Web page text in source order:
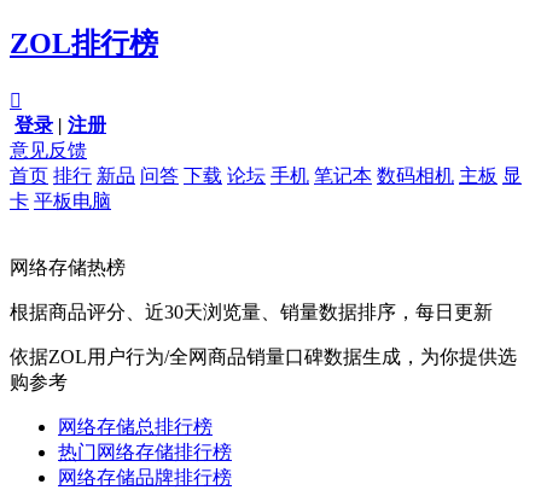
ZOL排行榜

登录 | 注册
意见反馈
首页 排行 新品 问答 下载 论坛 手机 笔记本 数码相机 主板 显
卡 平板电脑
网络存储热榜
根据商品评分、近30天浏览量、销量数据排序，每日更新
依据ZOL用户行为/全网商品销量口碑数据生成，为你提供选
购参考
网络存储总排行榜
热门网络存储排行榜
网络存储品牌排行榜